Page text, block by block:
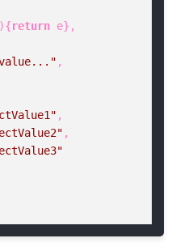
){return e},
,
,
,